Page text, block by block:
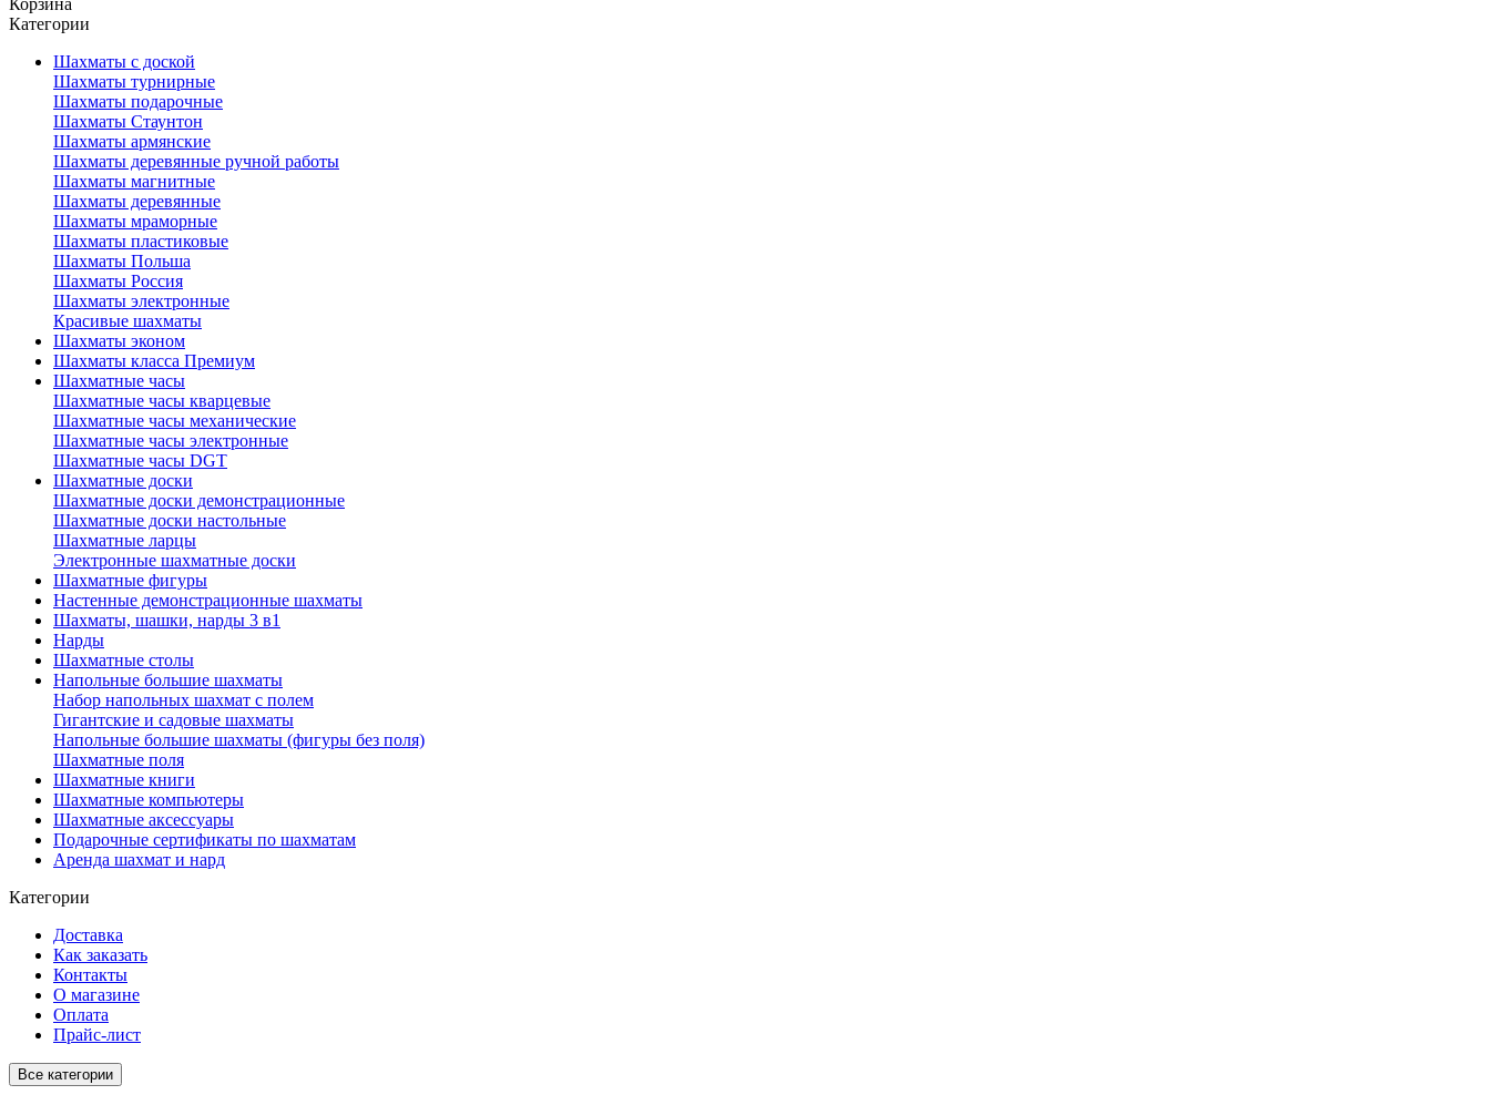
Корзина
Категории
Шахматы с доской
Шахматы турнирные
Шахматы подарочные
Шахматы Стаунтон
Шахматы армянские
Шахматы деревянные ручной работы
Шахматы магнитные
Шахматы деревянные
Шахматы мраморные
Шахматы пластиковые
Шахматы Польша
Шахматы Россия
Шахматы электронные
Красивые шахматы
Шахматы эконом
Шахматы класса Премиум
Шахматные часы
Шахматные часы кварцевые
Шахматные часы механические
Шахматные часы электронные
Шахматные часы DGT
Шахматные доски
Шахматные доски демонстрационные
Шахматные доски настольные
Шахматные ларцы
Электронные шахматные доски
Шахматные фигуры
Настенные демонстрационные шахматы
Шахматы, шашки, нарды 3 в1
Нарды
Шахматные столы
Напольные большие шахматы
Набор напольных шахмат c полем
Гигантские и садовые шахматы
Напольные большие шахматы (фигуры без поля)
Шахматные поля
Шахматные книги
Шахматные компьютеры
Шахматные аксессуары
Подарочные сертификаты по шахматам
Аренда шахмат и нард
Категории
Доставка
Как заказать
Контакты
О магазине
Оплата
Прайс-лист
Все категории